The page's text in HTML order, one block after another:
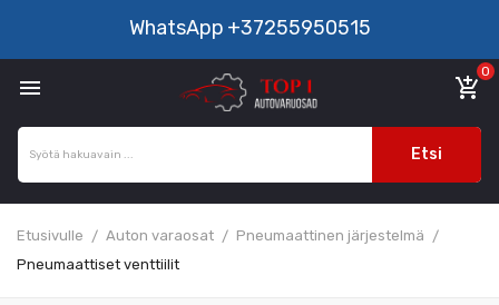
WhatsApp +37255950515
 add_shopping_cart
0
Etsi
Etusivulle Auton varaosat
Pneumaattinen järjestelmä
Pneumaattiset venttiilit